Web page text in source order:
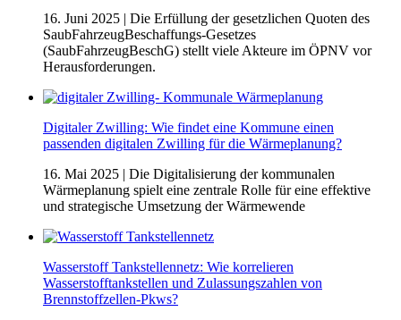
16. Juni 2025 | Die Erfüllung der gesetzlichen Quoten des
SaubFahrzeugBeschaffungs-Gesetzes
(SaubFahrzeugBeschG) stellt viele Akteure im ÖPNV vor
Herausforderungen.
Digitaler Zwilling: Wie findet eine Kommune einen
passenden digitalen Zwilling für die Wärmeplanung?
16. Mai 2025 | Die Digitalisierung der kommunalen
Wärmeplanung spielt eine zentrale Rolle für eine effektive
und strategische Umsetzung der Wärmewende
Wasserstoff Tankstellennetz: Wie korrelieren
Wasserstofftankstellen und Zulassungszahlen von
Brennstoffzellen-Pkws?